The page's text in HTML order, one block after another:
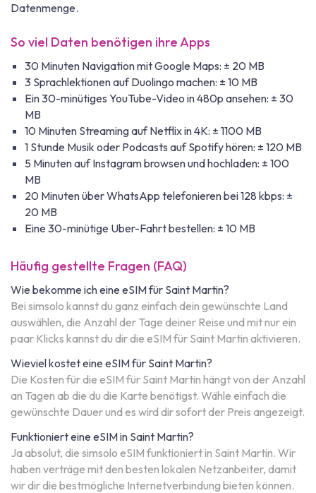
Datenmenge.
So viel Daten benötigen ihre Apps
30 Minuten Navigation mit Google Maps: ± 20 MB
3 Sprachlektionen auf Duolingo machen: ± 10 MB
Ein 30-minütiges YouTube-Video in 480p ansehen: ± 30
MB
10 Minuten Streaming auf Netflix in 4K: ± 1100 MB
1 Stunde Musik oder Podcasts auf Spotify hören: ± 120 MB
5 Minuten auf Instagram browsen und hochladen: ± 100
MB
20 Minuten über WhatsApp telefonieren bei 128 kbps: ±
20 MB
Eine 30-minütige Uber-Fahrt bestellen: ± 10 MB
Häufig gestellte Fragen (FAQ)
Wie bekomme ich eine eSIM für Saint Martin?
Bei simsolo kannst du ganz einfach dein gewünschte Land
auswählen, die Anzahl der Tage deiner Reise und mit nur ein
paar Klicks kannst du dir die eSIM für Saint Martin aktivieren.
Wieviel kostet eine eSIM für Saint Martin?
Die Kosten für die eSIM für Saint Martin hängt von der Anzahl
an Tagen ab die du die Karte benötigst. Wähle einfach die
gewünschte Dauer und es wird dir sofort der Preis angezeigt.
Funktioniert eine eSIM in Saint Martin?
Ja absolut, die simsolo eSIM funktioniert in Saint Martin. Wir
haben verträge mit den besten lokalen Netzanbeiter, damit
wir dir die bestmögliche Internetverbindung bieten können.